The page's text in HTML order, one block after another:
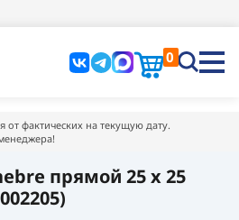
0
от фактических на текущую дату.
прямой 25 x 25